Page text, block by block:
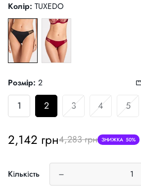
Колір: TUXEDO
Розмір: 2
1 2 3 4 5
Ціна
продажу
2,142 грн
Звичайна
ціна
4,283 грн ЗНИЖКА 50%
Кількість